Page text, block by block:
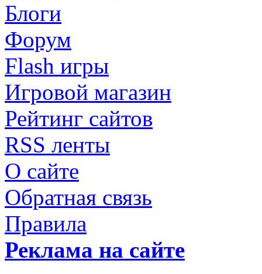
Блоги
Форум
Flash игры
Игровой магазин
Рейтинг сайтов
RSS ленты
О сайте
Обратная связь
Правила
Реклама на сайте